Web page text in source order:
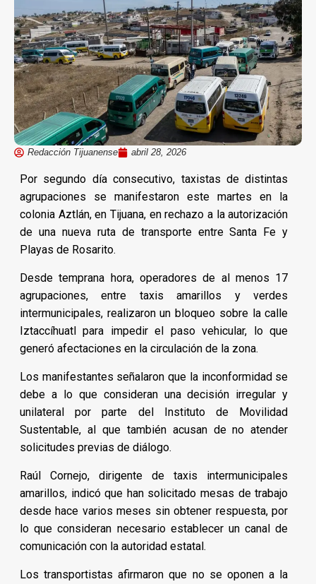
Redacción Tijuanense abril 28, 2026
Por segundo día consecutivo, taxistas de distintas
agrupaciones se manifestaron este martes en la
colonia Aztlán, en Tijuana, en rechazo a la autorización
de una nueva ruta de transporte entre Santa Fe y
Playas de Rosarito.
Desde temprana hora, operadores de al menos 17
agrupaciones, entre taxis amarillos y verdes
intermunicipales, realizaron un bloqueo sobre la calle
Iztaccíhuatl para impedir el paso vehicular, lo que
generó afectaciones en la circulación de la zona.
Los manifestantes señalaron que la inconformidad se
debe a lo que consideran una decisión irregular y
unilateral por parte del Instituto de Movilidad
Sustentable, al que también acusan de no atender
solicitudes previas de diálogo.
Raúl Cornejo, dirigente de taxis intermunicipales
amarillos, indicó que han solicitado mesas de trabajo
desde hace varios meses sin obtener respuesta, por
lo que consideran necesario establecer un canal de
comunicación con la autoridad estatal.
Los transportistas afirmaron que no se oponen a la